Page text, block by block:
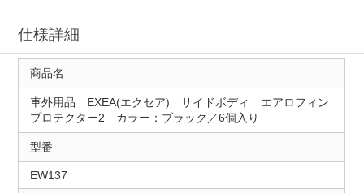
仕様詳細
商品名
車外用品 EXEA(エクセア) サイドボディ エアロフィン
プロテクター2 カラー：ブラック／6個入り
型番
EW137